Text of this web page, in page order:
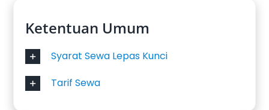
Ketentuan Umum
Syarat Sewa Lepas Kunci
Tarif Sewa